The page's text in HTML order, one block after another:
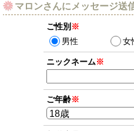
マロンさんにメッセージ送